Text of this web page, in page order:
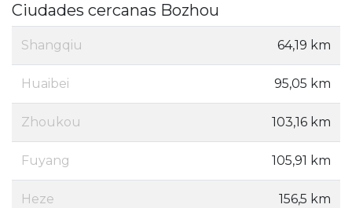
Ciudades cercanas Bozhou
Shangqiu 64,19 km
Huaibei 95,05 km
Zhoukou 103,16 km
Fuyang 105,91 km
Heze 156,5 km